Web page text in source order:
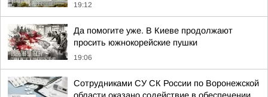
19:12
Да помогите уже. В Киеве продолжают
просить южнокорейские пушки
19:06
Сотрудниками СУ СК России по Воронежской